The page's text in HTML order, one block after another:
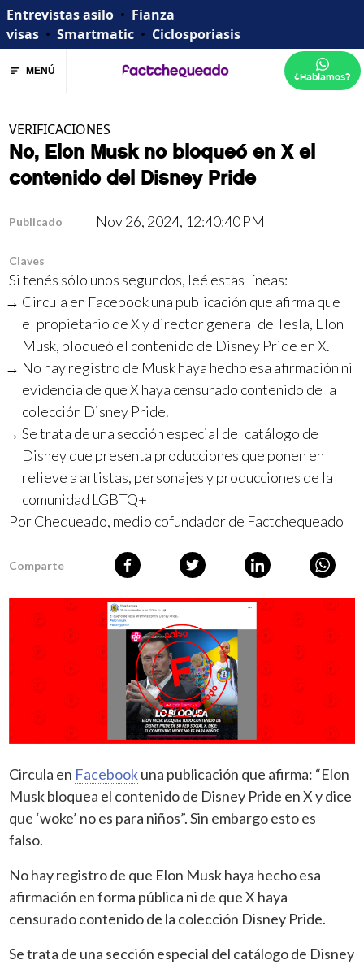
Entrevistas asilo • Fianza
visas • Smartmatic • Ciclosporiasis
MENÚ ¿Hablamos?
VERIFICACIONES
No, Elon Musk no bloqueó en X el
contenido del Disney Pride
Publicado Nov 26, 2024, 12:40:40 PM
Claves
Si tenés sólo unos segundos, leé estas líneas:
Circula en Facebook una publicación que afirma que
el propietario de X y director general de Tesla, Elon
Musk, bloqueó el contenido de Disney Pride en X.
No hay registro de Musk haya hecho esa afirmación ni
evidencia de que X haya censurado contenido de la
colección Disney Pride.
Se trata de una sección especial del catálogo de
Disney que presenta producciones que ponen en
relieve a artistas, personajes y producciones de la
comunidad LGBTQ+
Por Chequeado, medio cofundador de Factchequeado
Comparte
Circula en Facebookuna publicación que afirma: “Elon
Musk bloquea el contenido de Disney Pride en X y dice
que ‘woke’ no es para niños”. Sin embargo esto es
falso.
No hay registro de que Elon Musk haya hecho esa
afirmación en forma pública ni de que X haya
censurado contenido de la colección Disney Pride.
Se trata de una sección especial del catálogo de Disney